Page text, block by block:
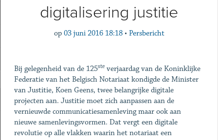
digitalisering justitie
op 03 juni 2016 18:18 • Persbericht
Bij gelegenheid van de 125steverjaardag van de Koninklijke
Federatie van het Belgisch Notariaat kondigde de Minister
van Justitie, Koen Geens, twee belangrijke digitale
projecten aan. Justitie moet zich aanpassen aan de
vernieuwde communicatiesamenleving maar ook aan
nieuwe samenlevingsvormen. Dat vergt een digitale
revolutie op alle vlakken waarin het notariaat een